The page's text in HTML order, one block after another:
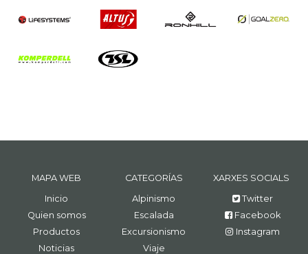
MAPA WEB
Inicio
Quien somos
Productos
Noticias
CATEGORÍAS
Alpinismo
Escalada
Excursionismo
Viaje
XARXES SOCIALS
Twitter
Facebook
Instagram